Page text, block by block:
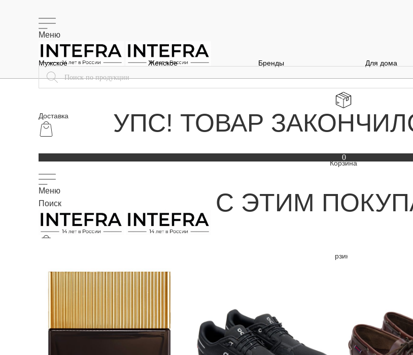
Меню
Доставка
0
Меню
Поиск
Мужское Женское Бренды Для дома
УПС! ТОВАР
С ЭТИМ